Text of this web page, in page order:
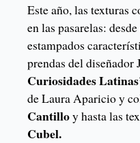
Este año, las texturas
en las pasarelas:
estampados
prendas del diseñador
Curiosidades
de Laura Aparicio y
Cantilloy hasta las
Cubel.